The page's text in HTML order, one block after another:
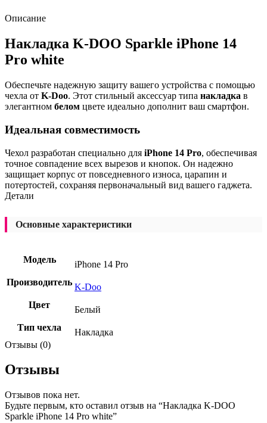
Описание
Накладка K-DOO Sparkle iPhone 14
Pro white
Обеспечьте надежную защиту вашего устройства с помощью
чехла от K-Doo. Этот стильный аксессуар типа накладка в
элегантном белом цвете идеально дополнит ваш смартфон.
Идеальная совместимость
Чехол разработан специально для iPhone 14 Pro, обеспечивая
точное совпадение всех вырезов и кнопок. Он надежно
защищает корпус от повседневного износа, царапин и
потертостей, сохраняя первоначальный вид вашего гаджета.
Детали
Основные характеристики
Модель
iPhone 14 Pro
Производитель K-Doo
Цвет
Белый
Тип чехла
Накладка
Отзывы (0)
Отзывы
Отзывов пока нет.
Будьте первым, кто оставил отзыв на “Накладка K-DOO
Sparkle iPhone 14 Pro white”